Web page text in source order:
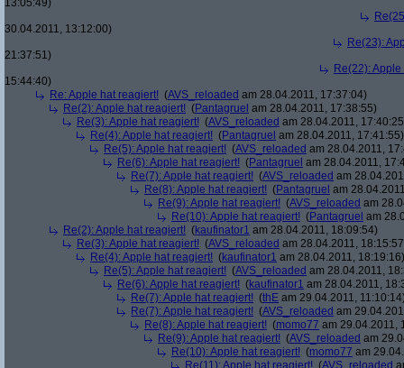
13:05:49)
30.04.2011, 13:12:00)
Re(23):
21:37:51)
Re(22):
15:44:40)
Re: Apple hat reagiert! (AVS_reloaded am 28.04.2011, 17:37:04)
Re(2): Apple hat reagiert! (Pantagruel am 28.04.2011, 17:38:55)
Re(3): Apple hat reagiert! (AVS_reloaded am 28.04.2011,
Re(4): Apple hat reagiert! (Pantagruel am 28.04.2011, 17:41:55)
Re(5): Apple hat reagiert! (AVS_reloaded am 28.04.2011,
Re(6): Apple hat reagiert! (Pantagruel am 28.04.2011,
Re(7): Apple hat reagiert! (AVS_reloaded am
Re(8): Apple hat reagiert! (Pantagruel am
Re(9): Apple hat reagiert! (AVS_reloaded am
Re(10): Apple hat reagiert! (Pantagruel am
Re(2): Apple hat reagiert! (kaufinator1 am 28.04.2011, 18:09:54)
Re(3): Apple hat reagiert! (AVS_reloaded am 28.04.2011,
Re(4): Apple hat reagiert! (kaufinator1 am 28.04.2011, 18:19:16)
Re(5): Apple hat reagiert! (AVS_reloaded am 28.04.2011,
Re(6): Apple hat reagiert! (kaufinator1 am 28.04.2011,
Re(7): Apple hat reagiert! (thE am 29.04.2011,
Re(7): Apple hat reagiert! (AVS_reloaded am
Re(8): Apple hat reagiert! (momo77 am 29.04.2011,
Re(9): Apple hat reagiert! (AVS_reloaded am
Re(10): Apple hat reagiert! (momo77 am
Re(11): Apple hat reagiert! (AVS_reloaded